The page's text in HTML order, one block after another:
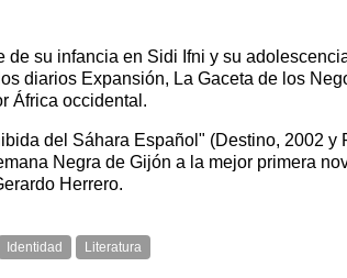
su infancia en Sidi Ifni y su
diarios Expansión, La Gaceta de los
África occidental.
del Sáhara Español" (Destino, 2002 y
Negra de Gijón a la mejor primera
Herrero.
Identidad Literatura